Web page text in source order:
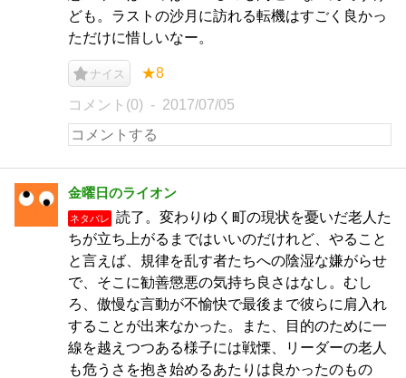
ども。ラストの沙月に訪れる転機はすごく良かっ
ただけに惜しいなー。
ナイス ★8
コメント(0) 2017/07/05
金曜日のライオン
ネタバレ
読了。変わりゆく町の現状を憂いだ老人た
ちが立ち上がるまではいいのだけれど、やること
と言えば、規律を乱す者たちへの陰湿な嫌がらせ
で、そこに勧善懲悪の気持ち良さはなし。むし
ろ、傲慢な言動が不愉快で最後まで彼らに肩入れ
することが出来なかった。また、目的のために一
線を越えつつある様子には戦慄、リーダーの老人
も危うさを抱き始めるあたりは良かったのもの